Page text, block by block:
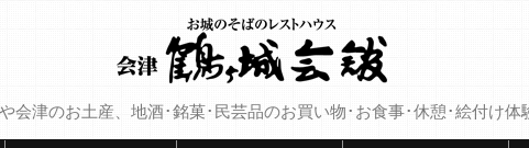
会津のお土産、地酒･銘菓･民芸品のお買い物･お食事･休憩･絵付け体